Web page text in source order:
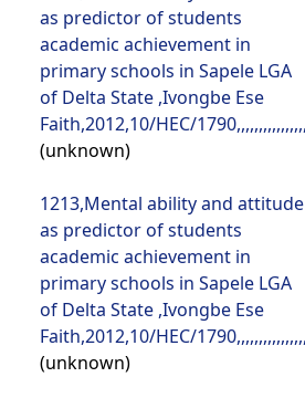
(unknown)
1213,Mental ability and attitude as predictor of students academic achievement in primary schools in Sapele LGA of Delta State ,Ivongbe Ese Faith,2012,10/HEC/1790,,,,,,,,,,,,,,,,,,,,,,,,,,,,,,,,,,,,,,,,,,,,,,,,,,,,,,,,,,,,,,,,,,,,,,,,,,,,,,,,,,,,,,,,,,,,,,,,,,,,,,,,,,,,,,,,,,,,,,,,,,,,,,,,,,,,,,,,,,,,,,,,,,,,,,,,,,,,,,,,,,,,,,,,,,,,,,,,,,,,,,,,,,,,,,,,,,,,,,,,,,,,,,,,,,,,,,,,,,,,,,,,,,,,,,,,,,,,,,,,,,,,,,,,,,,,,,,,,,,,,,,,,,,,,,,,,,,,,,,,,,,,,,,,,,,,,,,,,,,,,,,,,,,,,,,,,,,,,,,,,,,,,,,,,,,,,,,,,,,,,,,,,,,,,,,,,,,,,,,,,,,,,,,,,,,,,,,,,,,,,,,,,,,,,,,,,,,,,,,,,,,,,,,,,,,,,,,,,,,,,,,,,,,,,,,,,,,,,,,,,,,,,,,,,,,,,,,,,,,,,,,,,,,,,,,,,,,,,,,,,,,,,,,,,,,,,,,,,,,,,,,,,,,,,,,,,,,,,,,,,,,,,,,,,,,,,,,,,,,,,,,,,,,,,,,,,,,,,,,,,,,,,,,,,,,,,,,,,,,,,,,,,,,,,,,,,,,,,,,,,,,,,,,,,,,,,,,,,,,,,,,,,,,,,,,,,,,,,,,,,,,,,,,,,,,,,,,,,,,,,,,,,,,,,,,,,,,,,,,,,,,,,,,,,,,,,,,,,,,,,,,,,,,,,,,,,,,,,,,,,,,,,,,,,,,,,,,,,,,,,,,,,,,,,,,,,,,,,,,,,,,,,,,,,,,,,,,,,,,,,,,,,,,,,,,,,,,,,,,,,,,,,,,,,,,,,,,,,,,,,,,,,,,,,,,,,,,,,,,,,,,,,,,,,,,,,,,,,,,,,,,,,,,,,,,,,,,,,,,,,,,,,,,,,,,,,,,,,,,,,,,,,,,,,,,,,,,,,,,,,,,,,,,,,,,,,,,,,,,,,,,,,,,,,,,,,,,,,,,,,,,,,,,,,,,,,,,,,,,,,,,,,,,,,,,,,,,,,,,,,,,,,,,,,,,,,,,,,,,,,,,,,,,,,,,,,,,,,,,,,,,,,,,,,,,,,,,,,,,,,,,,,,,,,,,,,,,,,,,,,,,,,,,,,,,,,,,,,,,,,,,,,,,,,,,,,,,,,,,,,,,,,,,,,,,,,,,,,,,,,,,,,,,,,,,,,,,,,,,,,,,,,,,,,,,,,,,,,,,,,,,,,,,,,,,,,,,,,,,,,,,,,,,,,,,,,,,,,,,,,,,,,,,,,,,,,,,,,,,,,,,,,,,,,,,,,,,,,,,,,,,,,,,,,,,,,,,,,,,,,,,,,,,,,,,,,,,,,,,,,,,,,,,,,,,,,,,,,,,,,,,,,,,,,,,,,,,,,,,,,,,,,,,,,,,,,,,,,,,,,,,,,,,,,,,,,,,,,,,,,,,,,,,,,,,,,,,,,,,,,,,,,,,,,,,,,,,,,,,,,,,,,,,,,,,,,,,,,,,,,,,,,,,,,,,,,,,,,,,,,,,,,,,,,,,,,,,,,,,,,,,,,,,,,,,,,,,,,,,,,,,,,,,,,,,,,,,,,,,,,,,,,,,,,,,,,,,,,,,,,,,,,,,,,,,,,,,,,,,,,,,,,,,,,,,,,,,,,,,,,,,,,,,,,,,,,,,,,,,,,,,,,,,,,,,,,,,,,,,,,,,,,,,,,,,,,,,,,,,,,,,,,,,,,,,,,,,,,,,,,,,,,,,,,,,,,,,,,,,,,,,,,,,,,,,,,,,,,,,,,,,,,,,,,,,,,,,,,,,,,,,,,,,,,,,,,,,,,,,,,,,,,,,,,,,,,,,,,,,,,,,,,,,,,,,,,,,,,,,,,,,,,,,,,,,,,,,,,,,,,,,,,,,,,,,,,,,,,,,,,,,,,,,,,,,,,,,,,,,,,,,,,,,,,,,,,,,,,,,,,,,,,,,,,,,,,,,,,,,,,,,,,,,,,,,,,,,,,,,,,,,,,,,,,,,,,,,,,,,,,,,,,,,,,,,,,,,,,,,,,,,,,,,,,,,,,,,,,,,,,,,,,,,,,,,,,,,,,,,,,,,,,,,,,,,,,,,,,,,,,,,,,,,,,,,,,,,,,,,,,,,,,,,,,,,,,,,,,,,,,,,,,,,,,,,,,,,,,,,,,,,,,,,,,,,,,,,,,,,,,,,,,,,,,,,,,,,,,,,,,,,,,,,,,,,,,,,,,,,,,,,,,,,,,,,,,,,,,,,,,,,,,,,,,,,,,,,,,,,,,,,,,,,,,,,,,,,,,,,,,,,,,,,,,,,,,,,,,,,,,,,,,,,,,,,,,,,,,,,,,,,,,,,,,,,,,,,,,,,,,,,,,,,,,,,,,,,,,,,,,,,,,,,,,,,,,,,,,,,,,,,,,,,,,,,,,,,,,,,,,,,,,,,,,,,,,,,,,,,,,,,,,,,,,,,,,,,,,,,,,,,,,,,,,,,,,,,,,,,,,,,,,,,,,,,,,,,,,,,,,,,,,,,,,,,,,,,,,,,,,,,,,,,,,,,,,,,,,,,,,,,,,,,,,,,,,,,,,,,,,,,,,,,,,,,,,,,,,,,,,,,,,,,,,,,,,,,,,,,,,,,,,,,,,,,,,,,,,,,,,,,,,,,,,,,,,,,,,,,,,,,,,,,,,,,,,,,,,,,,,,,,,,,,,,,,,,,,,,,,,,,,,,,,,,,,,,,,,,,,,,,,,,,,,,,,,,,,,,,,,,,,,,,,,,,,,,,,,,,,,,,,,,,,,,,,,,,,,,,,,,,,,,,,,,,,,,,,,,,,,,,,,,,,,,,,,,,,,,,,,,,,,,,,,,,,,,,,,,,,,,,,,,,,,,,,,,,,,,,,,,,,,,,,,,,,,,,,,,,,,,,,,,,,,,,,,,,,,,,,,,,,,,,,,,,,,,,,,,,,,,,,,,,,,,,,,,,,,,,,,,,,,,,,,,,,,,,,,,,,,,,,,,,,,,,,,,,,,,,,,,,,,,,,,,,,,,,,,,,,,,,,,,,,,,,,,,,,,,,,,,,,,,,,,,,,,,,,,,,,,,,,,,,,,,,,,,,,,,,,,,,,,,,,,,,,,,,,,,,,,,,,,,,,,,,,,,,,,,,,,,,,,,,,,,,,,,,,,,,,,,,,,,,,,,,,,,,,,,,,,,,,,,,,,,,,,,,,,,,,,,,,,,,,,,,,,,,,,,,,,,,,,,,,,,,,,,,,,,,,,,,,,,,,,,,,,,,,,,,,,,,,,,,,,,,,,,,,,,,,,,,,,,,,,,,,,,,,,,,,,,,,,,,,,,,,,,,,,,,,,,,,,,,,,,,,,,,,,,,,,,,,,,,,,,,,,,,,,,,,,,,,,,,,,,,,,,,,,,,,,,,,,,,,,,,,,,,,,,,,,,,,,,,,,,,,,,,,,,,,,,,,,,,,,,,,,,,,,,,,,,,,,,,,,,,,,,,,,,,,,,,,,,,,,,,,,,,,,,,,,,,,,,,,,,,,,,,,,,,,,,,,,,,,,,,,,,,,,,,,,,,,,,,,,,,,,,,,,,,,,,,,,,,,,,,,,,,,,,,,,,,,,,,,,,,,,,,,,,,,,,,,,,,,,,,,,,,,,,,,,,,,,,,,,,,,,,,,,,,,,,,,,,,,,,,,,,,,,,,,,,,,,,,,,,,,,,,,,,,,,,,,,,,,,,,,,,,,,,,,,,,,,,,,,,,,,,,,,,,,,,,,,,,,,,,,,,,,,,,,,,,,,,,,,,,,,,,,,,,,,,,,,,,,,,,,,,,,,,,,,,,,,,,,,,,,,,,,,,,,,,,,,,,,,,,,,,,,,,,,,,,,,,,,,,,,,,,,,,,,,,,,,,,,,,,,,,,,,,,,,,,,,,,,,,,,,,,,,,,,,,,,,,,,,,,,,,,,,,,,,,,,,,,,,,,,,,,,,,,,,,,,,,,,,,,,,,,,,,,,,,,,,,,,,,,,,,,,,,,,,,,,,,,,,,,,,,,,,,,,,,,,,,,,,,,,,,,,,,,,,,,,,,,,,,,,,,,,,,,,,,,,,,,,,,,,,,,,,,,,,,,,,,,,,,,,,,,,,,,,,,,,,,,,,,,,,,,,,,,,,,,,,,,,,,,,,,,,,,,,,,,,,,,,,,,,,,,,,,,,,,,,,,,,,,,,,,,,,,,,,,,,,,,,,,,,,,,,,,,,,,,,,,,,,,,,,,,,,,,,,,,,,,,,,,,,,,,,,,,,,,,,,,,,,,,,,,,,,,,,,,,,,,,,,,,,,,,,,,,,,,,,,,,,,,,,,,,,,,,,,,,,,,,,,,,,,,,,,,,,,,,,,,,,,,,,,,,,,,,,,,,,,,,,,,,,,,,,,,,,,,,,,,,,,,,,,,,,,,,,,,,,,,,,,,,,,,,,,,,,,,,,,,,,,,,,,,,,,,,,,,,,,,,,,,,,,,,,,,,,,,,,,,,,,,,,,,,,,,,,,,,,,,,,,,,,,,,,,,,,,,,,,,,,,,,,,,,,,,,,,,,,,,,,,,,,,,,,,,,,,,,,,,,,,,,,,,,,,,,,,,,,,,,,,,,,,,,,,,,,,,,,,,,,,,,,,,,,,,,,,,,,,,,,,,,,,,,,,,,,,,,,,,,,,,,,,,,,,,,,,,,,,,,,,,,,,,,,,,,,,,,,,,,,,,,,,,,,,,,,,,,,,,,,,,,,,,,,,,,,,,,,,,,,,,,,,,,,,,,,,,,,,,,,,,,,,,,,,,,,,,,,,,,,,,,,,,,,,,,,,,,,,,,,,,,,,,,,,,,,,,,,,,,,,,,,,,,,,,,,,,,,,,,,,,,,,,,,,,,,,,,,,,,,,,,,,,,,,,,,,,,,,,,,,,,,,,,,,,,,,,,,,,,,,,,,,,,,,,,,,,,,,,,,,,,,,,,,,,,,,,,,,,,,,,,,,,,,,,,,,,,,,,,,,,,,,,,,,,,,,,,,,,,,,,,,,,,,,,,,,,,,,,,,,,,,,,,,,,,,,,,,,,,,,,,,,,,,,,,,,,,,,,,,,,,,,,,,,,,,,,,,,,,,,,,,,,,,,,,,,,,,,,,,,,,,,,,,,,,,,,,,,,,,,,,,,,,,,,,,,,,,,,,,,,,,,,,,,,,,,,,,,,,,,,,,,,,,,,,,,,,,,,,,,,,,,,,,,,,,,,,,,,,,,,,,,,,,,,,,,,,,,,,,,,,,,,,,,,,,,,,,,,,,,,,,,,,,,,,,,,,,,,,,,,,,,,,,,,,,,,,,,,,,,,,,,,,,,,,,,,,,,,,,,,,,,,,,,,,,,,,,,,,,,,,,,,,,,,,,,,,,,,,,,,,,,,,,,,,,,,,,,,,,,,,,,,,,,,,,,,,,,,,,,,,,,,,,,,,,,,,,,,,,,,,,,,,,,,,,,,,,,,,,,,,,,,,,,,,,,,,,,,,,,,,,,,,,,,,,,,,,,,,,,,,,,,,,,,,,,,,,,,,,,,,,,,,,,,,,,,,,,,,,,,,,,,,,,,,,,,,,,,,,,,,,,,,,,,,,,,,,,,,,,,,,,,,,,,,,,,,,,,,,,,,,,,,,,,,,,,,,,,,,,,,,,,,,,,,,,,,,,,,,,,,,,,,,,,,,,,,,,,,,,,,,,,,,,,,,,,,,,,,,,,,,,,,,,,,,,,,,,,,,,,,,,,,,,,,,,,,,,,,,,,,,,,,,,,,,,,,,,,,,,,,,,,,,,,,,,,,,,,,,,,,,,,,,,,,,,,,,,,,,,,,,,,,,,,,,,,,,,,,,,,,,,,,,,,,,,,,,,,,,,,,,,,,,,,,,,,,,,,,,,,,,,,,,,,,,,,,,,,,,,,,,,,,,,,,,,,,,,,,,,,,,,,,,,,,,,,,,,,,,,,,,,,,,,,,,,,,,,,,,,,,,,,,,,,,,,,,,,,,,,,,,,,,,,,,,,,,,,,,,,,,,,,,,,,,,,,,,,,,,,,,,,,,,,,,,,,,,,,,,,,,,,,,,,,,,,,,,,,,,,,,,,,,,,,,,,,,,,,,,,,,,,,,,,,,,,,,,,,,,,,,,,,,,,,,,,,,,,,,,,,,,,,,,,,,,,,,,,,,,,,,,,,,,,,,,,,,,,,,,,,,,,,,,,,,,,,,,,,,,,,,,,,,,,,,,,,,,,,,,,,,,,,,,,,,,,,,,,,,,,,,,,,,,,,,,,,,,,,,,,,,,,,,,,,,,,,,,,,,,,,,,,,,,,,,,,,,,,,,,,,,,,,,,,,,,,,,,,,,,,,,,,,,,,,,,,,,,,,,,,,,,,,,,,,,,,,,,,,,,,,,,,,,,,,,,,,,,,,,,,,,,,,,,,,,,,,,,,,,,,,,,,,,,,,,,,,,,,,,,,,,,,,,,,,,,,,,,,,,,,,,,,,,,,,,,,,,,,,,,,,,,,,,,,,,,,,,,,,,,,,,,,,,,,,,,,,,,,,,,,,,,,,,,,,,,,,,,,,,,,,,,,,,,,,,,,,,,,,,,,,,,,,,,,,,,,,,,,,,,,,,,,,,,,,,,,,,,,,,,,,,,,,,,,,,,,,,,,,,,,,,,,,,,,,,,,,,,,,,,,,,,,,,,,,,,,,,,,,,,,,,,,,,,,,,,,,,,,,,,,,,,,,,,,,,,,,,,,,,,,,,,,,,,,,,,,,,,,,,,,,,,,,,,,,,,,,,,,,,,,,,,,,,,,,,,,,,,,,,,,,,,,,,,,,,,,,,,,,,,,,,,,,,,,,,,,,,,,,,,,,,,,,,,,,,,,,,,,,,,,,,,,,,,,,,,,,,,,,,,,,,,,,,,,,,,,,,,,,,,,,,,,,,,,,,,,,,,,,,,,,,,,,,,,,,,,,,,,,,,,,,,,,,,,,,,,,,,,,,,,,,,,,,,,,,,,,,,,,,,,,,,,,,,,,,,,,,,,,,,,,,,,,,,,,,,,,,,,,,,,,,,,,,,,,,,,,,,,,,,,,,,,,,,,,,,,,,,,,,,,,,,,,,,,,,,,,,,,,,,,,,,,,,,,,,,,,,,,,,,,,,,,,,,,,,,,,,,,,,,,,,,,,,,,,,,,,,,,,,,,,,,,,,,,,,,,,,,,,,,,,,,,,,,,,,,,,,,,,,,,,,,,,,,,,,,,,,,,,,,,,,,,,,,,,,,,,,,,,,,,,,,,,,,,,,,,,,,,,,,,,,,,,,,,,,,,,,,,,,,,,,,,,,,,,,,,,,,,,,,,,,,,,,,,,,,,,,,,,,,,,,,,,,,,,,,,,,,,,,,,,,,,,,,,,,,,,,,,,,,,,,,,,,,,,,,,,,,,,,,,,,,,,,,,,,,,,,,,,,,,,,,,,,,,,,,,,,,,,,,,,,,,,,,,,,,,,,,,,,,,,,,,,,,,,,,,,,,,,,,,,,,,,,,,,,,,,,,,,,,,,,,,,,,,,,,,,,,,,,,,,,,,,,,,,,,,,,,,,,,,,,,,,,,,,,,,,,,,,,,,,,,,,,,,,,,,,,,,,,,,,,,,,,,,,,,,,,,,,,,,,,,,,,,,,,,,,,,,,,,,,,,,,,,,,,,,,,,,,,,,,,,,,,,,,,,,,,,,,,,,,,,,,,,,,,,,,,,,,,,,,,,,,,,,,,,,,,,,,,,,,,,,,,,,,,,,,,,,,,,,,,,,,,,,,,,,,,,,,,,,,,,,,,,,,,,,,,,,,,,,,,,,,,,,,,,,,,,,,,,,,,,,,,,,,,,,,,,,,,,,,,,,,,,,,,,,,,,,,,,,,,,,,,,,,,,,,,,,,,,,,,,,,,,,,,,,,,,,,,,,,,,,,,,,,,,,,,,,,,,,,,,,,,,,,,,,,,,,,,,,,,,,,,,,,,,,,,,,,,,,,,,,,,,,,,,,,,,,,,,,,,,,,,,,,,,,,,,,,,,,,,,,,,,,,,,,,,,,,,,,,,,,,,,,,,,,,,,,,,,,,,,,,,,,,,,,,,,,,,,,,,,,,,,,,,,,,,,,,,,,,,,,,,,,,,,,,,,,,,,,,,,,,,,,,,,,,,,,,,,,,,,,,,,,,,,,,,,,,,,,,,,,,,,,,,,,,,,,,,,,,,,,,,,,,,,,,,,,,,,,,,,,,,,,,,,,,,,,,,,,,,,,,,,,,,,,,,,,,,,,,,,,,,,,,,,,,,,,,,,,,,,,,,,,,,,,,,,,,,,,,,,,,,,,,,,,,,,,,,,,,,,,,,,,,,,,,,,,,,,,,,,,,,,,,,,,,,,,,,,,,,,,,,,,,,,,,,,,,,,,,,,,,,,,,,,,,,,,,,,,,,,,,,,,,,,,,,,,,,,,,,,,,,,,,,,,,,,,,,,,,,,,,,,,,,,,,,,,,,,,,,,,,,,,,,,,,,,,,,,,,,,,,,,,,,,,,,,,,,,,,,,,,,,,,,,,,,,,,,,,,,,,,,,,,,,,,,,,,,,,,,,,,,,,,,,,,,,,,,,,,,,,,,,,,,,,,,,,,,,,,,,,,,,,,,,,,,,,,,,,,,,,,,,,,,,,,,,,,,,,,,,,,,,,,,,,,,,,,,,,,,,,,,,,,,,,,,,,,,,,,,,,,,,,,,,,,,,,,,,,,,,,,,,,,,,,,,,,,,,,,,,,,,,,,,,,,,,,,,,,,,,,,,,,,,,,,,,,,,,,,,,,,,,,,,,,,,,,,,,,,,,,,,,,,,,,,,,,,,,,,,,,,,,,,,,,,,,,,,,,,,,,,,,,,,,,,,,,,,,,,,,,,,,,,,,,,,,,,,,,,,,,,,,,,,,,,,,,,,,,,,,,,,,,,,,,,,,,,,,,,,,,,,,,,,,,,,,,,,,,,,,,,,,,,,,,,,,,,,,,,,,,,,,,,,,,,,,,,,,,,,,,,,,,,,,,,,,,,,,,,,,,,,,,,,,,,,,,,,,,,,,,,,,,,,,,,,,,,,,,,,,,,,,,,,,,,,,,,,,,,,,,,,,,,,,,,,,,,,,,,,,,,,,,,,,,,,,,,,,,,,,,,,,,,,,,,,,,,,,,,,,,,,,,,,,,,,,,,,,,,,,,,,,,,,,,,,,,,,,,,,,,,,,,,,,,,,,,,,,,,,,,,,,,,,,,,,,,,,,,,,,,,,,,,,,,,,,,,,,,,,,,,,,,,,,,,,,,,,,,,,,,,,,,,,,,,,,,,,,,,,,,,,,,,,,,,,,,,,,,,,,,,,,,,,,,,,,,,,,,,,,,,,,,,,,,,,,,,,,,,,,,,,,,,,,,,,,,,,,,,,,,,,,,,,,,,,,,,,,,,,,,,,,,,,,,,,,,,,,,,,,,,,,,,,,,,,,,,,,,,,,,,,,,,,,,,,,,,,,,,,,,,,,,,,,,,,,,,,,,,,,,,,,,,,,,,,,,,,,,,,,,,,,,,,,,,,,,,,,,,,,,,,,,,,,,,,,,,,,,,,,,,,,,,,,,,,,,,,,,,,,,,,,,,,,,,,,,,,,,,,,,,,,,,,,,,,,,,,,,,,,,,,,,,,,,,,,,,,,,,,,,,,,,,,,,,,,,,,,,,,,,,,,,,,,,,,,,,,,,,,,,,,,,,,,,,,,,,,,,,,,,,,,,,,,,,,,,,,,,,,,,,,,,,,,,,,,,,,,,,,,,,,,,,,,,,,,,,,,,,,,,,,,,,,,,,,,,,,,,,,,,,,,,,,,,,,,,,,,,,,,,,,,,,,,,,,,,,,,,,,,,,,,,,,,,,,,,,,,,,,,,,,,,,,,,,,,,,,,,,,,,,,,,,,,,,,,,,,,,,,,,,,,,,,,,,,,,,,,,,,,,,,,,,,,,,,,,,,,,,,,,,,,,,,,,,,,,,,,,,,,,,,,,,,,,,,,,,,,,,,,,,,,,,,,,,,,,,,,,,,,,,,,,,,,,,,,,,,,,,,,,,,,,,,,,,,,,,,,,,,,,,,,,,,,,,,,,,,,,,,,,,,,,,,,,,,,,,,,,,,,,,,,,,,,,,,,,,,,,,,,,,,,,,,,,,,,,,,,,,,,,,,,,,,,,,,,,,,,,,,,,,,,,,,,,,,,,,,,,,,,,,,,,,,,,,,,,,,,,,,,,,,,,,,,,,,,,,,,,,,,,,,,,,,,,,,,,,,,,,,,,,,,,,,,,,,,,,,,,,,,,,,,,,,,,,,,,,,,,,,,,,,,,,,,,,,,,,,,,,,,,,,,,,,,,,,,,,,,,,,,,,,,,,,,,,,,,,,,,,,,,,,,,,,,,,,,,,,,,,,,,,,,,,,,,,,,,,,,,,,,,,,,,,,,,,,,,,,,,,,,,,,,,,,,,,,,,,,,,,,,,,,,,,,,,,,,,,,,,,,,,,,,,,,,,,,,,,,,,,,,,,,,,,,,,,,,,,,,,,,,,,,,,,,,,,,,,,,,,,,,,,,,,,,,,,,,,,,,,,,,,,,,,,,,,,,,,,,,,,,,,,,,,,,,,,,,,,,,,,,,,,,,,,
(unknown)